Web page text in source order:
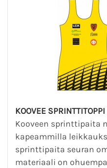
KOOVEE
Kooveen sprinttipaita
kapeammilla
sprinttipaita seuran
materiaali on